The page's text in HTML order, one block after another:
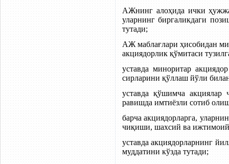
АЖнинг алоҳида ички
уларнинг биргаликдаги
тутади;
АЖ маблағлари ҳисобидан
акциядорлик қўмитаси
уставда миноритар
сирларини қўллаш йўли
уставда қўшимча акциялар
равишда имтиёзли сотиб
барча акциядорларга,
чиқиши, шахсий ва ижтимоий
уставда акциядорларнинг
муддатини кўзда тутади;